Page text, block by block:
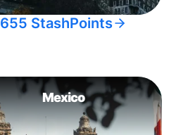
655 StashPoints
Mexico